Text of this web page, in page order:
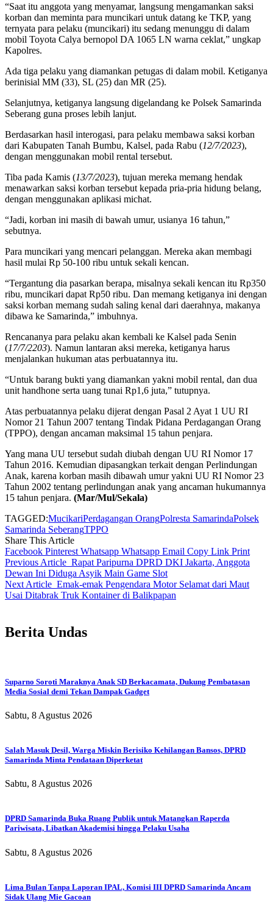
“Saat itu anggota yang menyamar, langsung mengamankan saksi
korban dan meminta para muncikari untuk datang ke TKP, yang
ternyata para pelaku (muncikari) itu sedang menunggu di dalam
mobil Toyota Calya bernopol DA 1065 LN warna ceklat,” ungkap
Kapolres.
Ada tiga pelaku yang diamankan petugas di dalam mobil. Ketiganya
berinisial MM (33), SL (25) dan MR (25).
Selanjutnya, ketiganya langsung digelandang ke Polsek Samarinda
Seberang guna proses lebih lanjut.
Berdasarkan hasil interogasi, para pelaku membawa saksi korban
dari Kabupaten Tanah Bumbu, Kalsel, pada Rabu (12/7/2023),
dengan menggunakan mobil rental tersebut.
Tiba pada Kamis (13/7/2023), tujuan mereka memang hendak
menawarkan saksi korban tersebut kepada pria-pria hidung belang,
dengan menggunakan aplikasi michat.
“Jadi, korban ini masih di bawah umur, usianya 16 tahun,”
sebutnya.
Para muncikari yang mencari pelanggan. Mereka akan membagi
hasil mulai Rp 50-100 ribu untuk sekali kencan.
“Tergantung dia pasarkan berapa, misalnya sekali kencan itu Rp350
ribu, muncikari dapat Rp50 ribu. Dan memang ketiganya ini dengan
saksi korban memang sudah saling kenal dari daerahnya, makanya
dibawa ke Samarinda,” imbuhnya.
Rencananya para pelaku akan kembali ke Kalsel pada Senin
(17/7/2203). Namun lantaran aksi mereka, ketiganya harus
menjalankan hukuman atas perbuatannya itu.
“Untuk barang bukti yang diamankan yakni mobil rental, dan dua
unit handhone serta uang tunai Rp1,6 juta,” tutupnya.
Atas perbuatannya pelaku dijerat dengan Pasal 2 Ayat 1 UU RI
Nomor 21 Tahun 2007 tentang Tindak Pidana Perdagangan Orang
(TPPO), dengan ancaman maksimal 15 tahun penjara.
Yang mana UU tersebut sudah diubah dengan UU RI Nomor 17
Tahun 2016. Kemudian dipasangkan terkait dengan Perlindungan
Anak, karena korban masih dibawah umur yakni UU RI Nomor 23
Tahun 2002 tentang perlindungan anak yang ancaman hukumannya
15 tahun penjara. (Mar/Mul/Sekala)
TAGGED:MucikariPerdagangan OrangPolresta SamarindaPolsek
Samarinda SeberangTPPO
Share This Article
Facebook Pinterest Whatsapp Whatsapp Email Copy Link Print
Previous Article Rapat Paripurna DPRD DKI Jakarta, Anggota
Dewan Ini Diduga Asyik Main Game Slot
Next Article Emak-emak Pengendara Motor Selamat dari Maut
Usai Ditabrak Truk Kontainer di Balikpapan
Berita Undas
Suparno Soroti Maraknya Anak SD Berkacamata, Dukung Pembatasan
Media Sosial demi Tekan Dampak Gadget
Sabtu, 8 Agustus 2026
Salah Masuk Desil, Warga Miskin Berisiko Kehilangan Bansos, DPRD
Samarinda Minta Pendataan Diperketat
Sabtu, 8 Agustus 2026
DPRD Samarinda Buka Ruang Publik untuk Matangkan Raperda
Pariwisata, Libatkan Akademisi hingga Pelaku Usaha
Sabtu, 8 Agustus 2026
Lima Bulan Tanpa Laporan IPAL, Komisi III DPRD Samarinda Ancam
Sidak Ulang Mie Gacoan